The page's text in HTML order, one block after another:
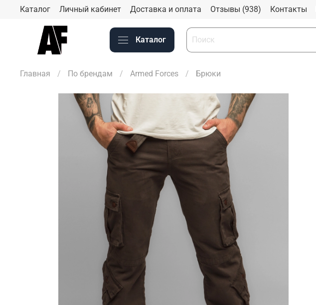
Каталог Личный кабинет Доставка и оплата Отзывы (938) Контакты
Каталог
Главная По брендам Armed Forces Брюки